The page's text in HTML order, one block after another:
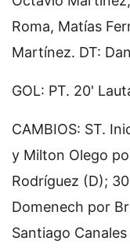
Roma, Matías
Martínez. DT:
GOL: PT. 20'
CAMBIOS: ST.
y Milton Olego
Rodríguez (D);
Domenech por
Santiago